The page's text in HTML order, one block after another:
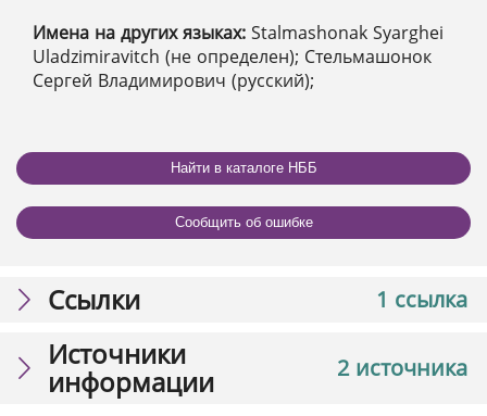
Имена на других языках: Stalmashonak Syarghei
Uladzimiravitch (не определен); Стельмашонок
Сергей Владимирович (русский);
Найти в каталоге НББ
Сообщить об ошибке
1 ссылка
Ссылки
2 источника
Источники
информации